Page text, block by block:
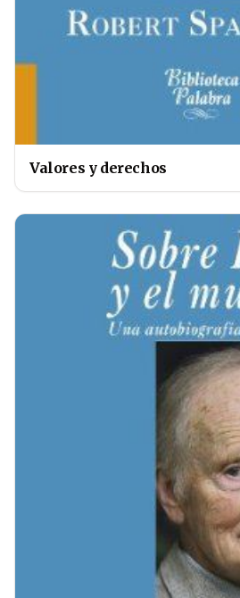
Valores y derechos